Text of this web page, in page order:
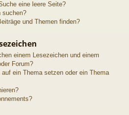
eine leere Seite?
suchen?
und Themen finden?
einem Lesezeichen und einem
Forum?
ein Thema setzen oder ein Thema